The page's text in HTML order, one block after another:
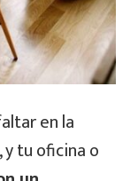
en la
tu oficina o